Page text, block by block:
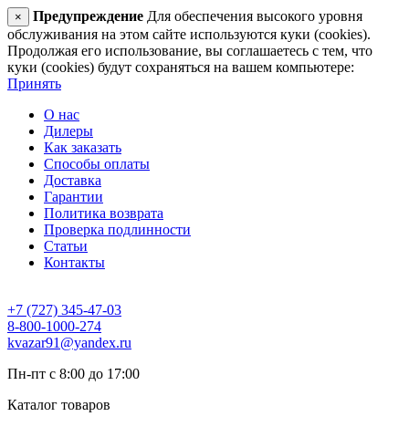
× Предупреждение Для обеспечения высокого уровня
обслуживания на этом сайте используются куки (cookies).
Продолжая его использование, вы соглашаетесь с тем, что
куки (cookies) будут сохраняться на вашем компьютере:
Принять
О нас
Дилеры
Как заказать
Способы оплаты
Доставка
Гарантии
Политика возврата
Проверка подлинности
Статьи
Контакты
+7 (727) 345-47-03
8-800-1000-274
kvazar91@yandex.ru
Пн-пт с 8:00 до 17:00
Каталог товаров